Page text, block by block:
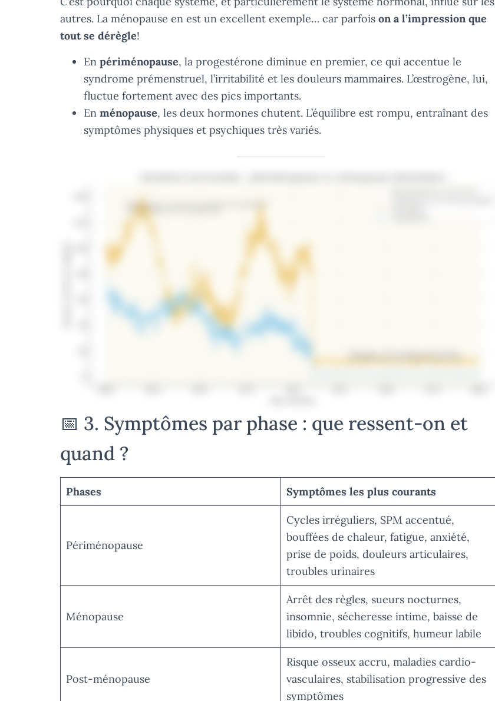
autres. La ménopause en est un excellent exemple… car parfois on a l’impression que
tout se dérègle!
En périménopause, la progestérone diminue en premier, ce qui accentue le
syndrome prémenstruel, l’irritabilité et les douleurs mammaires. L’œstrogène, lui,
fluctue fortement avec des pics importants.
En ménopause, les deux hormones chutent. L’équilibre est rompu, entraînant des
symptômes physiques et psychiques très variés.
📅 3. Symptômes par phase : que ressent-on et
quand ?
Phases Symptômes les plus courants
Périménopause
Cycles irréguliers, SPM accentué,
bouffées de chaleur, fatigue, anxiété,
prise de poids, douleurs articulaires,
troubles urinaires
Ménopause
Arrêt des règles, sueurs nocturnes,
insomnie, sécheresse intime, baisse de
libido, troubles cognitifs, humeur labile
Post-ménopause
Risque osseux accru, maladies cardio-
vasculaires, stabilisation progressive des
symptômes